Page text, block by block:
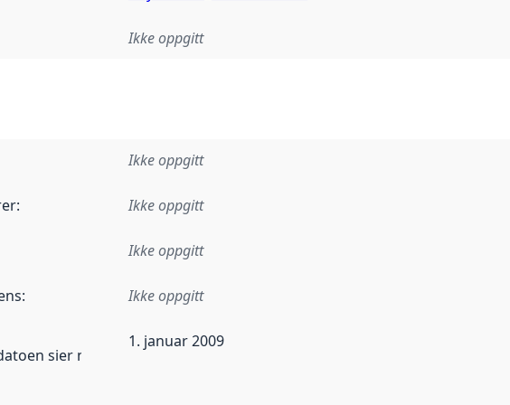
Ikke oppgitt
Ikke oppgitt
: Ikke oppgitt
Ikke oppgitt
: Ikke oppgitt
sier når dataene i dette datasettet første gang ble utgitt. Det kan
1. januar 2009